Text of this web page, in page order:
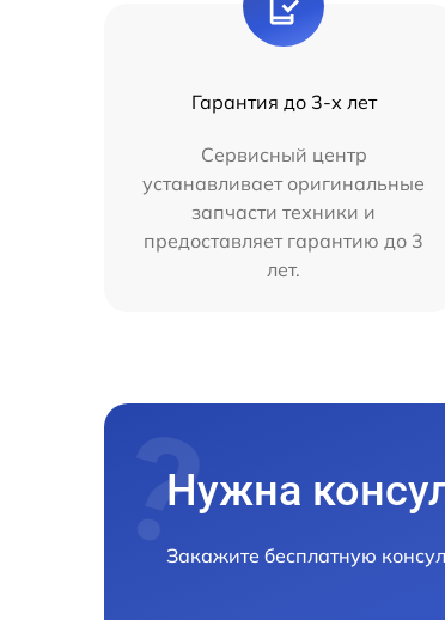
Гарантия до 3-х лет
Сервисный центр
устанавливает оригинальные
запчасти техники и
предоставляет гарантию до 3
лет.
Нужна
Закажите бесплатную